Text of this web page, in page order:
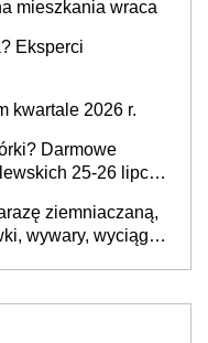
mieszkania wraca
Eksperci
kwartale 2026 r.
Darmowe
25-26 lipca
ziemniaczaną,
wywary, wyciągi.